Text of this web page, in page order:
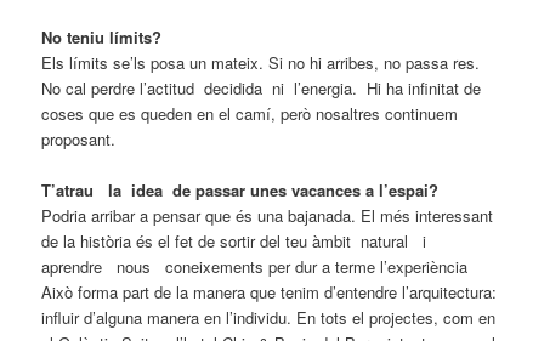
No teniu límits?
Els límits se’ls posa un mateix. Si no hi arribes, no passa res.
No cal perdre l’actitud decidida ni l’energia. Hi ha infinitat de
coses que es queden en el camí, però nosaltres continuem
proposant.
T’atrau la idea de passar unes vacances a l’espai?
Podria arribar a pensar que és una bajanada. El més interessant
de la història és el fet de sortir del teu àmbit natural i
aprendre nous coneixements per dur a terme l’experiència
Això forma part de la manera que tenim d’entendre l’arquitectura:
influir d’alguna manera en l’individu. En tots el projectes, com en